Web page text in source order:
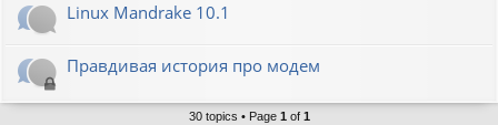
Linux Mandrake 10.1
Правдивая история про модем
30 topics • Page 1 of 1